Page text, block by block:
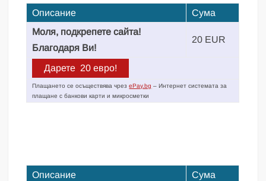
Описание
Сума
Моля, подкрепете сайта!
Благодаря Ви!
20 EUR
Плащането се осъществява чрезePay.bg – Интернет системата за
плащане с банкови карти и микросметки
Описание
Сума